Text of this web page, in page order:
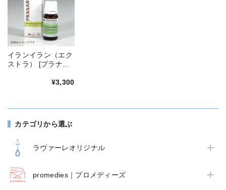
カテゴリから選ぶ
ラヴァーレオリジナル
promedies｜プロメディーズ
イランイラン（エク
ストラ） [プラナロ
¥3,300